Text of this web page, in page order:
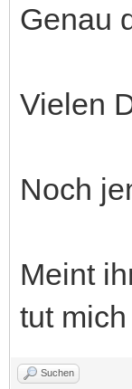
Genau
Vielen
Noch
Meint
tut
Suchen